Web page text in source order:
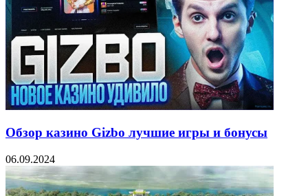
Обзор казино Gizbo лучшие игры и бонусы
06.09.2024